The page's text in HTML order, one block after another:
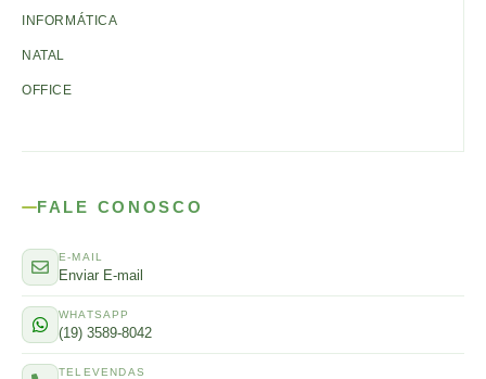
INFORMÁTICA
NATAL
OFFICE
FALE CONOSCO
E-MAIL
Enviar E-mail
WHATSAPP
(19) 3589-8042
TELEVENDAS